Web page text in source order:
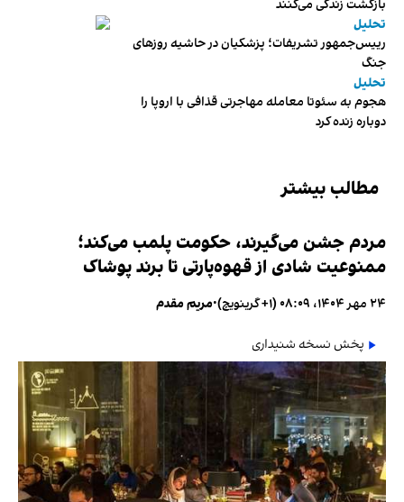
بازگشت زندگی می‌کنند
تحلیل
رییس‌جمهور تشریفات؛ پزشکیان در حاشیه روزهای
جنگ
تحلیل
هجوم به سئوتا معامله مهاجرتی قذافی با اروپا را
دوباره زنده کرد
مطالب بیشتر
مردم جشن می‌گیرند، حکومت پلمب می‌کند؛
ممنوعیت شادی از قهوه‌پارتی تا برند پوشاک
۲۴ مهر ۱۴۰۴، ۰۸:۰۹ (‎+۱ گرینویچ) •مریم مقدم
پخش نسخه شنیداری